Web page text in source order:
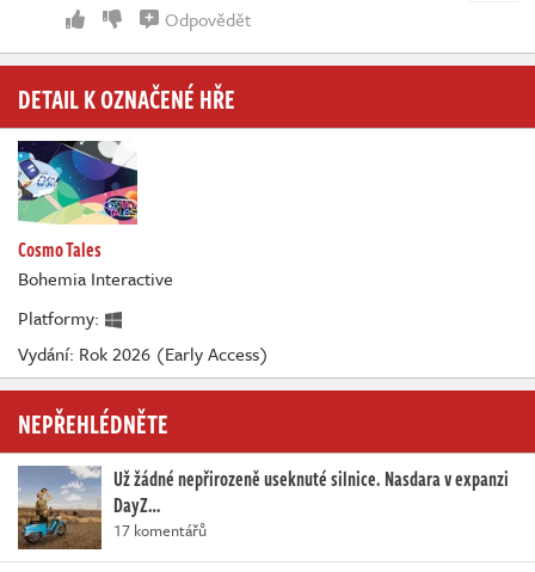
Odpovědět
DETAIL K OZNAČENÉ HŘE
Cosmo Tales
Bohemia Interactive
Platformy:
Vydání: Rok 2026 (Early Access)
NEPŘEHLÉDNĚTE
Už žádné nepřirozeně useknuté silnice. Nasdara v expanzi
DayZ…
17 komentářů